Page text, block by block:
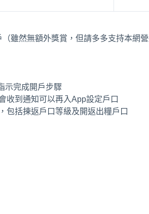
雖然無額外獎賞，但請多多支持本網
示完成開戶步驟
收到通知可以再入App設定戶口
包括揀返戶口等級及開返出糧戶口